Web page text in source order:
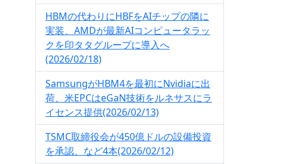
HBMの代わりにHBFをAIチップの隣に
実装、AMDが最新AIコンピュータラッ
クを印タタグループに導入へ
(2026/02/18)
SamsungがHBM4を最初にNvidiaに出
荷、米EPCはeGaN技術をルネサスにラ
イセンス提供(2026/02/13)
TSMC取締役会が450億ドルの設備投資
を承認、など4本(2026/02/12)